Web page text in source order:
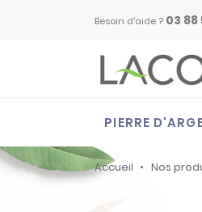
Besoin d'aide ? 03 88
PIERRE
Accueil Nos